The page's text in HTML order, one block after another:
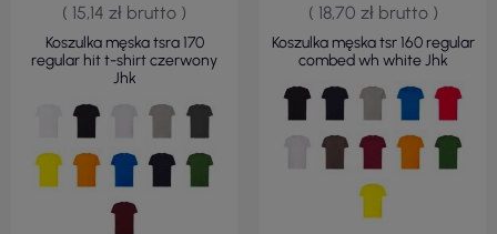
( 15,14 zł brutto )
Koszulka męska tsra 170
regular hit t-shirt czerwony
Jhk
( 18,70 zł brutto )
Koszulka męska tsr 160 regular
combed wh white Jhk